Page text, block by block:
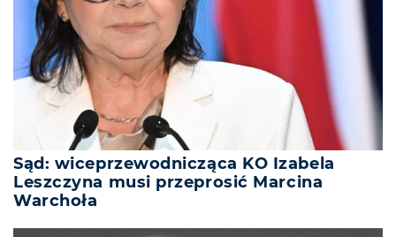
Sąd: wiceprzewodnicząca KO Izabela
Leszczyna musi przeprosić Marcina
Warchoła